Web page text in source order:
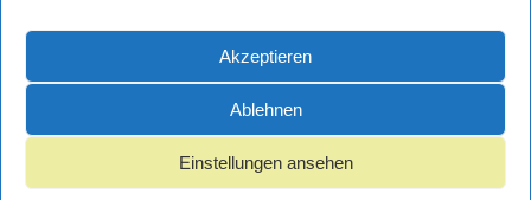
Akzeptieren
Ablehnen
Einstellungen ansehen
und
Datenschutz
Impressum und Datenschutz